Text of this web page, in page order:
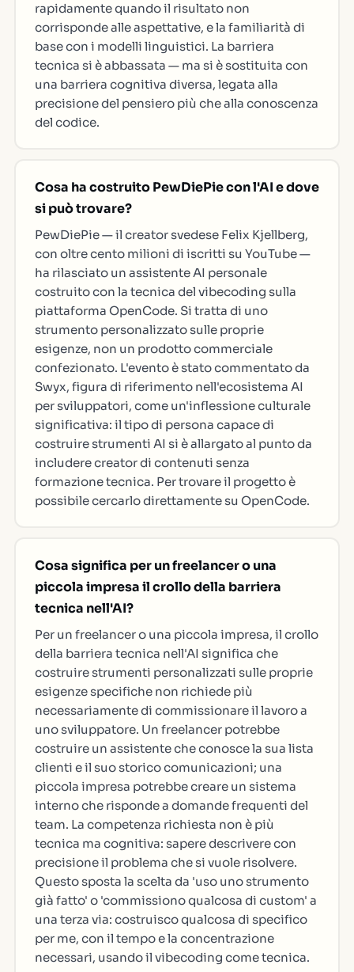
rapidamente quando il risultato non
corrisponde alle aspettative, e la familiarità di
base con i modelli linguistici. La barriera
tecnica si è abbassata — ma si è sostituita con
una barriera cognitiva diversa, legata alla
precisione del pensiero più che alla conoscenza
del codice.
Cosa ha costruito PewDiePie con l'AI e dove
si può trovare?
PewDiePie — il creator svedese Felix Kjellberg,
con oltre cento milioni di iscritti su YouTube —
ha rilasciato un assistente AI personale
costruito con la tecnica del vibecoding sulla
piattaforma OpenCode. Si tratta di uno
strumento personalizzato sulle proprie
esigenze, non un prodotto commerciale
confezionato. L'evento è stato commentato da
Swyx, figura di riferimento nell'ecosistema AI
per sviluppatori, come un'inflessione culturale
significativa: il tipo di persona capace di
costruire strumenti AI si è allargato al punto da
includere creator di contenuti senza
formazione tecnica. Per trovare il progetto è
possibile cercarlo direttamente su OpenCode.
Cosa significa per un freelancer o una
piccola impresa il crollo della barriera
tecnica nell'AI?
Per un freelancer o una piccola impresa, il crollo
della barriera tecnica nell'AI significa che
costruire strumenti personalizzati sulle proprie
esigenze specifiche non richiede più
necessariamente di commissionare il lavoro a
uno sviluppatore. Un freelancer potrebbe
costruire un assistente che conosce la sua lista
clienti e il suo storico comunicazioni; una
piccola impresa potrebbe creare un sistema
interno che risponde a domande frequenti del
team. La competenza richiesta non è più
tecnica ma cognitiva: sapere descrivere con
precisione il problema che si vuole risolvere.
Questo sposta la scelta da 'uso uno strumento
già fatto' o 'commissiono qualcosa di custom' a
una terza via: costruisco qualcosa di specifico
per me, con il tempo e la concentrazione
necessari, usando il vibecoding come tecnica.